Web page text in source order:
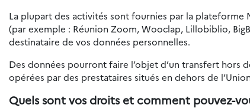
La plupart des activités sont fournies par la plateforme
(par exemple : Réunion Zoom, Wooclap, Lillobiblio,
destinataire de vos données personnelles.
Des données pourront faire l’objet d’un transfert hors
opérées par des prestataires situés en dehors de
Quels sont vos droits et comment pouvez-